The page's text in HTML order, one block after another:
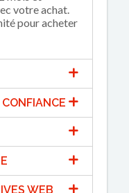
votre achat.
pour acheter
WEB